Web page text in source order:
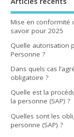
Mise en conformité
savoir pour 2025
Quelle autorisation
Personne ?
Dans quels cas
obligatoire ?
Quelle est la
la personne (SAP) ?
Quelles sont les
personne (SAP) ?